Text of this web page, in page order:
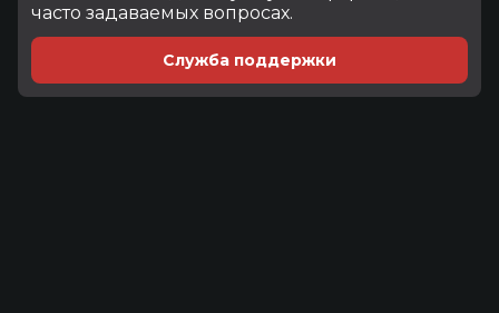
часто задаваемых вопросах.
Служба поддержки